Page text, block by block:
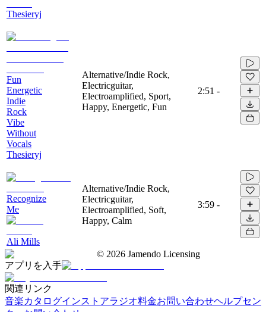
Thesieryj
Fun
Energetic
Indie
Rock
Vibe
Without
Vocals
Thesieryj
Alternative/Indie Rock,
Electricguitar,
Electroamplified, Sport,
Happy, Energetic, Fun
2:51 -
Recognize
Me
Ali Mills
Alternative/Indie Rock,
Electricguitar,
Electroamplified, Soft,
Happy, Calm
3:59 -
© 2026 Jamendo Licensing
アプリを入手
関連リンク
音楽カタログインストアラジオ料金お問い合わせヘルプセン